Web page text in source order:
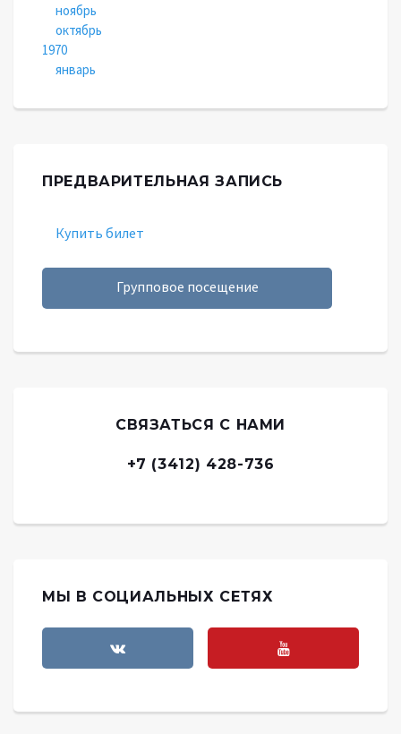
ноябрь
октябрь
1970
январь
ПРЕДВАРИТЕЛЬНАЯ ЗАПИСЬ
Купить билет
Групповое посещение
СВЯЗАТЬСЯ С НАМИ
+7 (3412) 428-736
МЫ В СОЦИАЛЬНЫХ СЕТЯХ